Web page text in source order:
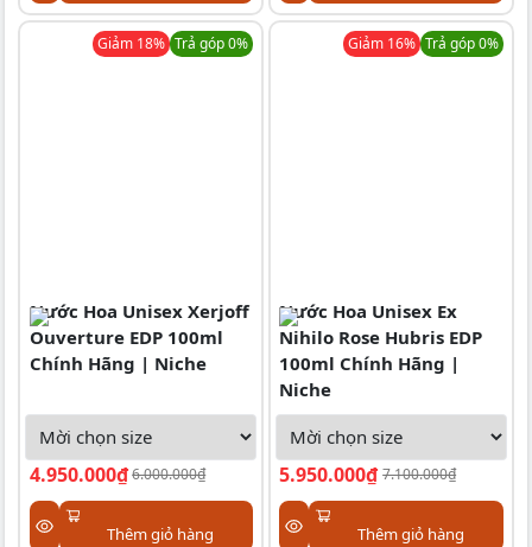
Giảm 18% Trả góp 0%
Nước Hoa Unisex Xerjoff
Ouverture EDP 100ml
Chính Hãng | Niche
4.950.000₫ 6.000.000₫
Thêm giỏ hàng
Giảm 16% Trả góp 0%
Nước Hoa Unisex Ex
Nihilo Rose Hubris EDP
100ml Chính Hãng |
Niche
5.950.000₫ 7.100.000₫
Thêm giỏ hàng